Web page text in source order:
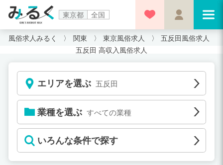
東京都 全国
風俗求人みるく 関東 東京風俗求人
五反田風俗求人
五反田 高収入風俗求人
エリアを選ぶ 五反田
業種を選ぶ すべての業種
いろんな条件で探す